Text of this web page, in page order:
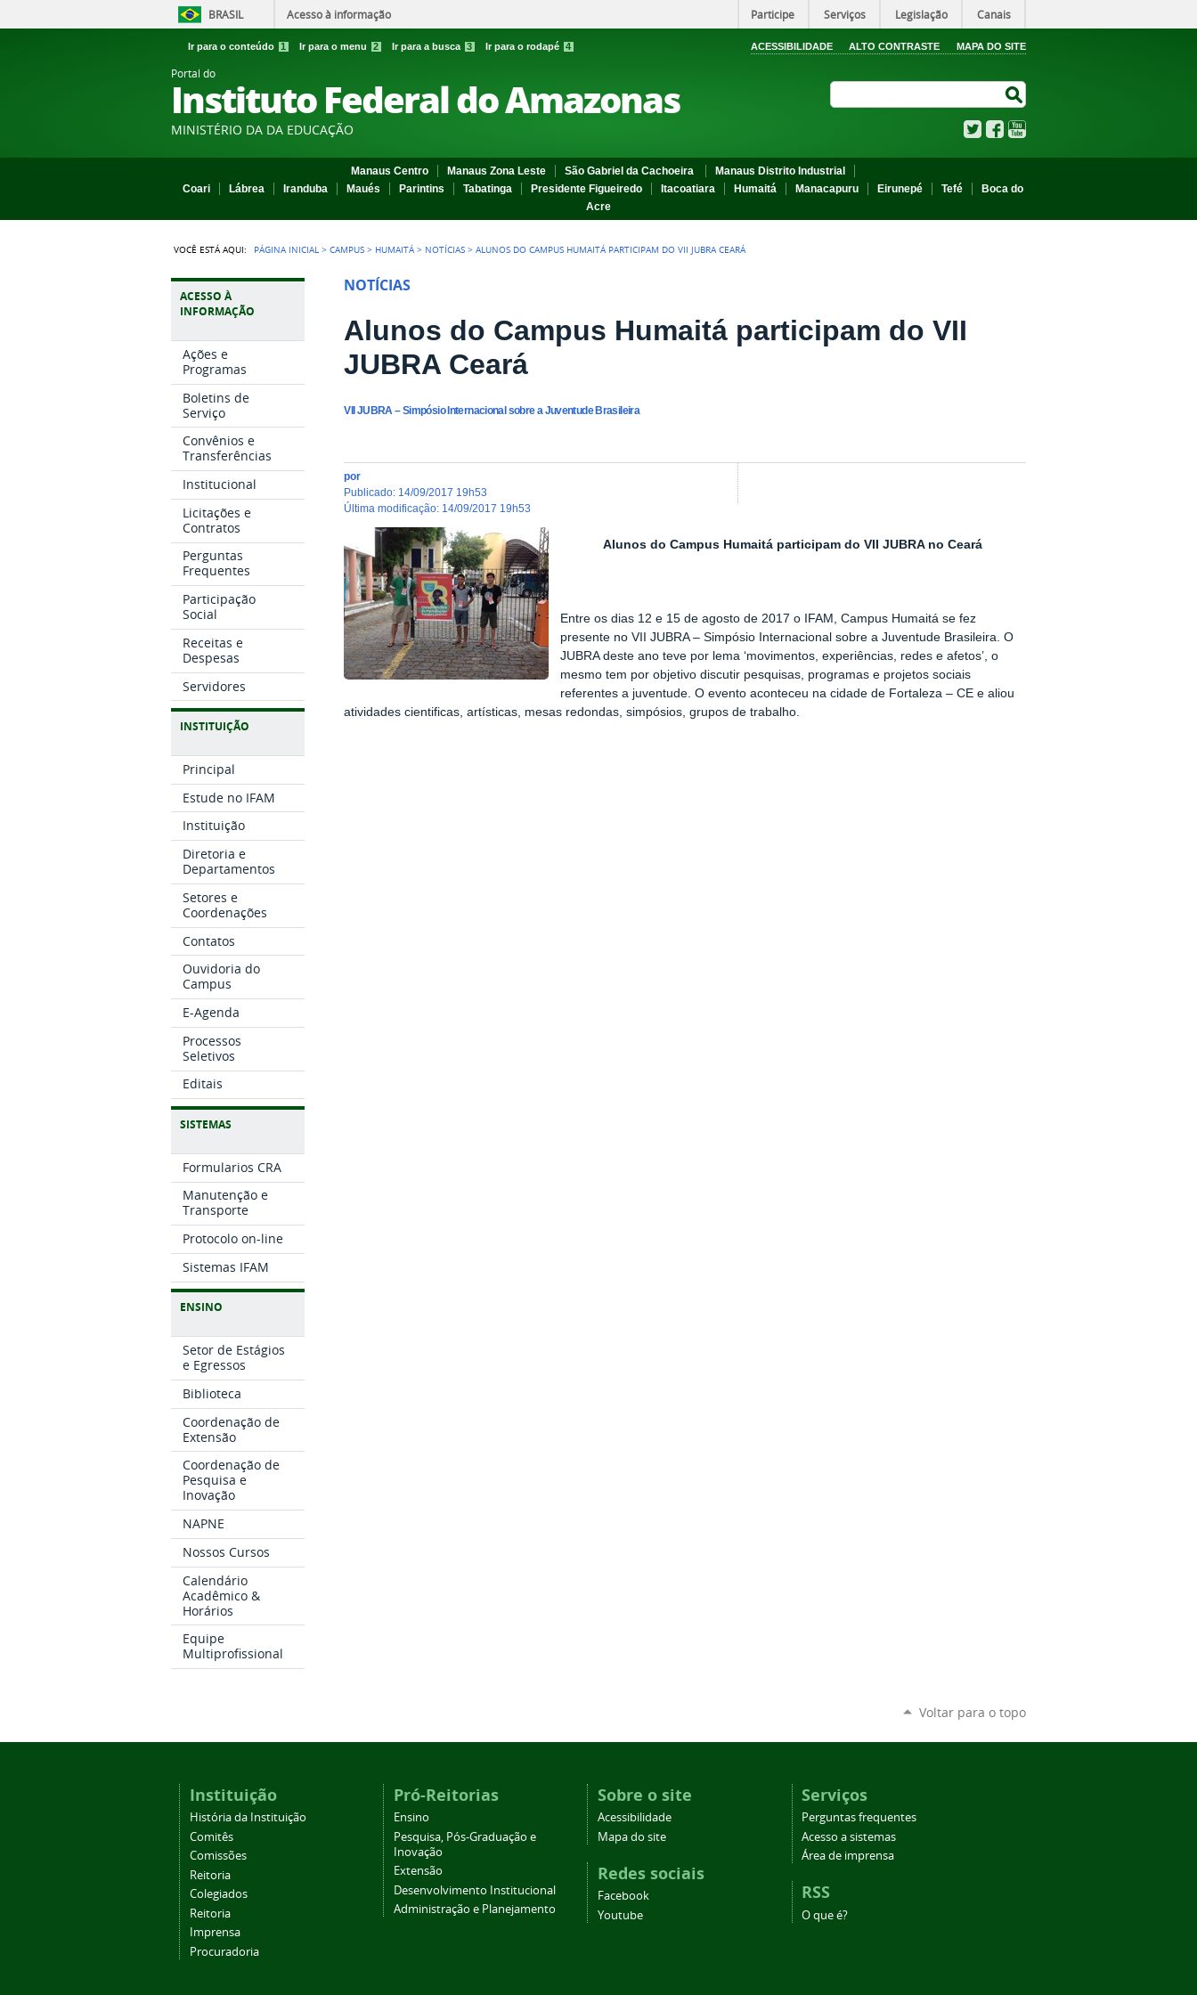
BRASIL Acesso à informação Participe Serviços Legislação Canais
Ir para o conteúdo 1 Ir para o menu 2 Ir para a busca 3 Ir para o rodapé 4 ACESSIBILIDADE ALTO CONTRASTE MAPA DO SITE
Portal do
Instituto Federal do Amazonas
MINISTÉRIO DA DA EDUCAÇÃO TwitterFacebook
Manaus Centro Manaus Zona Leste São Gabriel da Cachoeira
Manaus Distrito Industrial
Coari
Lábrea Iranduba Maués Parintins Tabatinga Presidente Figueiredo Itacoatiara Humaitá Manacapuru Eirunepé Tefé
Boca do
Acre
VOCÊ ESTÁ AQUI: PÁGINA INICIAL >CAMPUS > HUMAITÁ > NOTÍCIAS >ALUNOS DO CAMPUS HUMAITÁ PARTICIPAM DO VII JUBRA CEARÁ
ACESSO À
INFORMAÇÃO
Ações e
Programas
Boletins de
Serviço
Convênios e
Transferências
Institucional
Licitações e
Contratos
Perguntas
Frequentes
Participação
Social
Receitas e
Despesas
Servidores
INSTITUIÇÃO
Principal
Estude no IFAM
Instituição
Diretoria e
Departamentos
Setores e
Coordenações
Contatos
Ouvidoria do
Campus
E-Agenda
Processos
Seletivos
Editais
SISTEMAS
Formularios CRA
Manutenção e
Transporte
Protocolo on-line
Sistemas IFAM
ENSINO
Setor de Estágios
e Egressos
Biblioteca
Coordenação de
Extensão
Coordenação de
Pesquisa e
Inovação
NAPNE
Nossos Cursos
Calendário
Acadêmico &
Horários
Equipe
Multiprofissional
NOTÍCIAS
Alunos do Campus Humaitá participam do VII
JUBRA Ceará
VII JUBRA – Simpósio Internacional sobre a Juventude Brasileira
por
publicado: 14/09/2017 19h53
última modificação: 14/09/2017 19h53
Alunos do Campus Humaitá participam do VII JUBRA no Ceará
Entre os dias 12 e 15 de agosto de 2017 o IFAM, Campus Humaitá se fez
presente no VII JUBRA – Simpósio Internacional sobre a Juventude Brasileira. O
JUBRA deste ano teve por lema ‘movimentos, experiências, redes e afetos’, o
mesmo tem por objetivo discutir pesquisas, programas e projetos sociais
referentes a juventude. O evento aconteceu na cidade de Fortaleza – CE e aliou
atividades cientificas, artísticas, mesas redondas, simpósios, grupos de trabalho.
Voltar para o topo
Instituição
História da Instituição
Comitês
Comissões
Reitoria
Colegiados
Reitoria
Imprensa
Procuradoria
Pró-Reitorias
Ensino
Pesquisa, Pós-Graduação e
Inovação
Extensão
Desenvolvimento Institucional
Administração e Planejamento
Sobre o site
Acessibilidade
Mapa do site
Redes sociais
Facebook
Youtube
Serviços
Perguntas frequentes
Acesso a sistemas
Área de imprensa
RSS
O que é?